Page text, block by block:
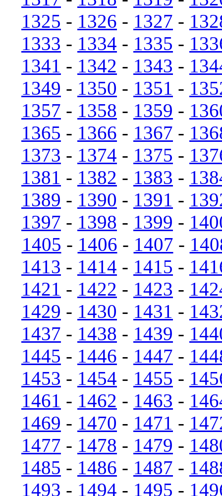
1325 - 1326 - 1327 -
1333 - 1334 - 1335 -
1341 - 1342 - 1343 -
1349 - 1350 - 1351 -
1357 - 1358 - 1359 -
1365 - 1366 - 1367 -
1373 - 1374 - 1375 -
1381 - 1382 - 1383 -
1389 - 1390 - 1391 -
1397 - 1398 - 1399 -
1405 - 1406 - 1407 -
1413 - 1414 - 1415 -
1421 - 1422 - 1423 -
1429 - 1430 - 1431 -
1437 - 1438 - 1439 -
1445 - 1446 - 1447 -
1453 - 1454 - 1455 -
1461 - 1462 - 1463 -
1469 - 1470 - 1471 -
1477 - 1478 - 1479 -
1485 - 1486 - 1487 -
1493 - 1494 - 1495 -